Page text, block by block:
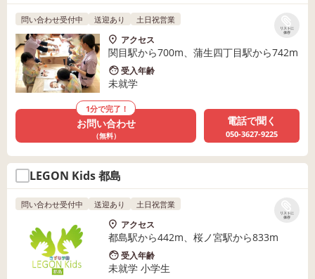
リストに
保存
問い合わせ受付中 送迎あり 土日祝営業
アクセス
関目駅から700m、蒲生四丁目駅から742m
受入年齢
未就学
1分で完了！
お問い合わせ
（無料）
電話で聞く
050-3627-9225
LEGON Kids 都島
リストに
保存
問い合わせ受付中 送迎あり 土日祝営業
アクセス
都島駅から442m、桜ノ宮駅から833m
受入年齢
未就学 小学生